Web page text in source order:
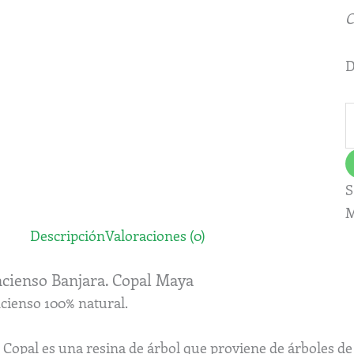
DescripciónValoraciones (0)
Banjara. Copal Maya
100% natural.
Copal es una resina de árbol que proviene de árboles